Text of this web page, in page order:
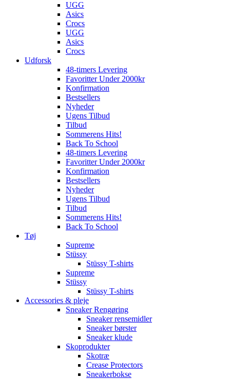
UGG
Asics
Crocs
UGG
Asics
Crocs
Udforsk
48-timers Levering
Favoritter Under 2000kr
Konfirmation
Bestsellers
Nyheder
Ugens Tilbud
Tilbud
Sommerens Hits!
Back To School
48-timers Levering
Favoritter Under 2000kr
Konfirmation
Bestsellers
Nyheder
Ugens Tilbud
Tilbud
Sommerens Hits!
Back To School
Tøj
Supreme
Stüssy
Stüssy T-shirts
Supreme
Stüssy
Stüssy T-shirts
Accessories & pleje
Sneaker Rengøring
Sneaker rensemidler
Sneaker børster
Sneaker klude
Skoprodukter
Skotræ
Crease Protectors
Sneakerbokse